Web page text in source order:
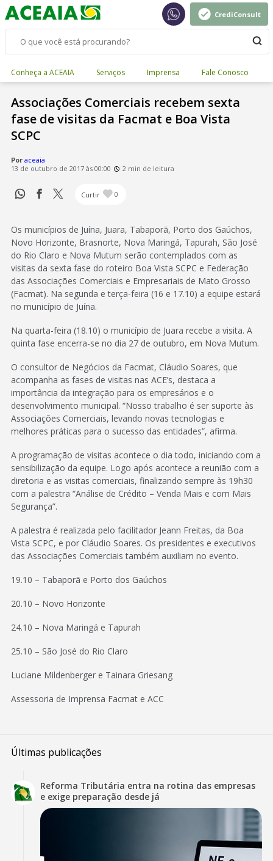
CrediConsult
Conheça a ACEAIA Serviços Imprensa Fale Conosco
Associações Comerciais recebem sexta
fase de visitas da Facmat e Boa Vista
SCPC
Por aceaia
13 de outubro de 2017 às 00:00
2 min de leitura
Curtir 0
Os municípios de Juína, Juara, Tabaporã, Porto dos Gaúchos,
Novo Horizonte, Brasnorte, Nova Maringá, Tapurah, São José
do Rio Claro e Nova Mutum serão contemplados com as
visitas da sexta fase do roteiro Boa Vista SCPC e Federação
das Associações Comerciais e Empresariais de Mato Grosso
(Facmat). Na segunda e terça-feira (16 e 17.10) a equipe estará
no município de Juína.
Na quarta-feira (18.10) o município de Juara recebe a visita. A
quinta fase encerra-se no dia 27 de outubro, em Nova Mutum.
O consultor de Negócios da Facmat, Cláudio Soares, que
acompanha as fases de visitas nas ACE’s, destaca a
importância da integração para os empresários e o
desenvolvimento municipal. “Nosso trabalho é ser suporte às
Associações Comerciais, levando novas tecnologias e
melhores práticas para o sucesso das entidades”, afirma.
A programação de visitas acontece o dia todo, iniciando com a
sensibilização da equipe. Logo após acontece a reunião com a
diretoria e as visitas comerciais, finalizando sempre às 19h30
com a palestra “Análise de Crédito – Venda Mais e com Mais
Segurança”.
A palestra é realizada pelo facilitador Jeann Freitas, da Boa
Vista SCPC, e por Cláudio Soares. Os presidentes e executivos
das Associações Comerciais também auxiliam no evento.
19.10 – Tabaporã e Porto dos Gaúchos
20.10 – Novo Horizonte
24.10 – Nova Maringá e Tapurah
25.10 – São José do Rio Claro
Luciane Mildenberger e Tainara Griesang
Assessoria de Imprensa Facmat e ACC
Últimas publicações
Reforma Tributária entra na rotina das empresas
e exige preparação desde já